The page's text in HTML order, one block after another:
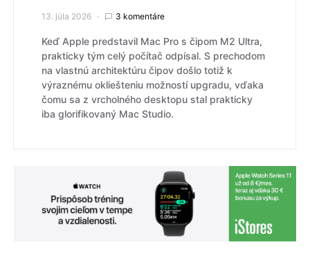
13. júla 2026 3 komentáre
Keď Apple predstavil Mac Pro s čipom M2 Ultra,
prakticky tým celý počítač odpísal. S prechodom
na vlastnú architektúru čipov došlo totiž k
výraznému okliešteniu možností upgradu, vďaka
čomu sa z vrcholného desktopu stal prakticky
iba glorifikovaný Mac Studio.